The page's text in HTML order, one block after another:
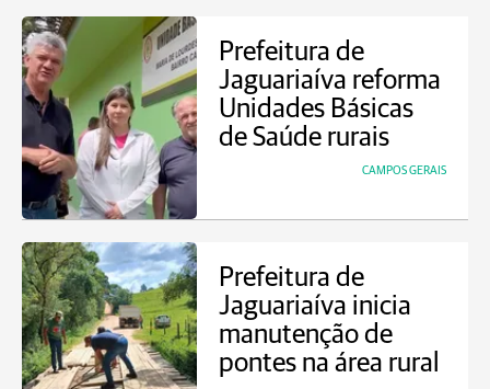
Prefeitura de
Jaguariaíva reforma
Unidades Básicas
de Saúde rurais
CAMPOS GERAIS
Prefeitura de
Jaguariaíva inicia
manutenção de
pontes na área rural